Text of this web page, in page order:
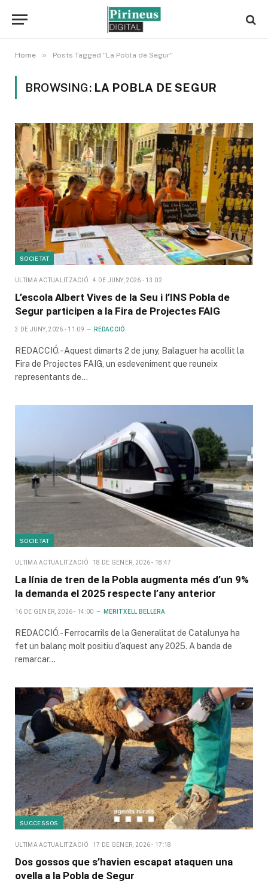
Home » Posts Tagged "La Pobla de Segur"
BROWSING: LA POBLA DE SEGUR
SOCIETAT
ULTIMA ACTUALITZACIÓ 4 DE JUNY, 2026 - 13:02
L’escola Albert Vives de la Seu i l’INS Pobla de
Segur participen a la Fira de Projectes FAIG
3 DE JUNY, 2026 - 11:09 REDACCIÓ
REDACCIÓ.- Aquest dimarts 2 de juny, Balaguer ha acollit la
Fira de Projectes FAIG, un esdeveniment que reuneix
representants de…
SOCIETAT
ULTIMA ACTUALITZACIÓ 18 DE GENER, 2026 - 18:47
La línia de tren de la Pobla augmenta més d’un 9%
la demanda el 2025 respecte l’any anterior
16 DE GENER, 2026 - 14:00 MERITXELL BELLERA
REDACCIÓ.- Ferrocarrils de la Generalitat de Catalunya ha
fet un balanç molt positiu d’aquest any 2025. A banda de
remarcar…
SUCCESSOS
ULTIMA ACTUALITZACIÓ 17 DE GENER, 2026 - 17:18
Dos gossos que s’havien escapat ataquen una
ovella a la Pobla de Segur